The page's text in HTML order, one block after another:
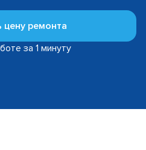
цену ремонта
за 1 минуту